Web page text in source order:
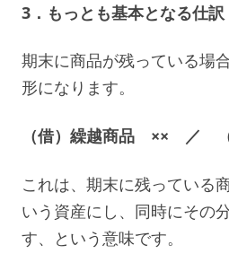
3．もっとも基本となる仕訳
期末に商品が残っている場
形になります。
（借）繰越商品 ×× ／
これは、期末に残っている
いう資産にし、同時にその
す、という意味です。